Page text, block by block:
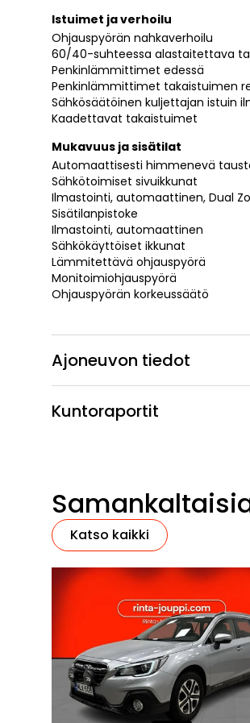
Istuimet ja verhoilu
Ohjauspyörän nahkaverhoilu
60/40-suhteessa alastaitettava
Penkinlämmittimet edessä
Penkinlämmittimet takaistuimen
Sähkösäätöinen kuljettajan istuin
Kaadettavat takaistuimet
Mukavuus ja sisätilat
Automaattisesti himmenevä
Sähkötoimiset sivuikkunat
Ilmastointi, automaattinen, Dual
Sisätilanpistoke
Ilmastointi, automaattinen
Sähkökäyttöiset ikkunat
Lämmitettävä ohjauspyörä
Monitoimiohjauspyörä
Ohjauspyörän korkeussäätö
Ajoneuvon tiedot
Kuntoraportit
Katso kaikki